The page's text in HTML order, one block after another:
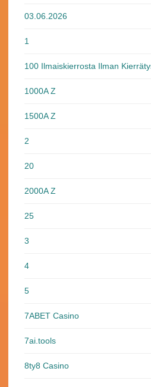
03.06.2026
1
100 Ilmaiskierrosta Ilman
1000A Z
1500A Z
2
20
2000A Z
25
3
4
5
7ABET Casino
7ai.tools
8ty8 Casino